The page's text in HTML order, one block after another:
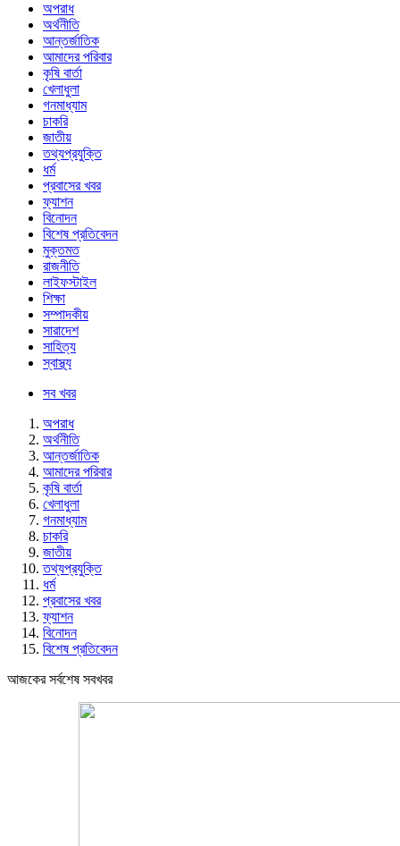
অপরাধ
অর্থনীতি
আন্তর্জাতিক
আমাদের পরিবার
কৃষি বার্তা
খেলাধুলা
গনমাধ্যাম
চাকরি
জাতীয়
তথ্যপ্রযুক্তি
ধর্ম
প্রবাসের খবর
ফ্যাশন
বিনোদন
বিশেষ প্রতিবেদন
মুক্তমত
রাজনীতি
লাইফস্টাইল
শিক্ষা
সম্পাদকীয়
সারাদেশ
সাহিত্য
স্বাস্থ্য
সব খবর
অপরাধ
অর্থনীতি
আন্তর্জাতিক
আমাদের পরিবার
কৃষি বার্তা
খেলাধুলা
গনমাধ্যাম
চাকরি
জাতীয়
তথ্যপ্রযুক্তি
ধর্ম
প্রবাসের খবর
ফ্যাশন
বিনোদন
বিশেষ প্রতিবেদন
আজকের সর্বশেষ সবখবর